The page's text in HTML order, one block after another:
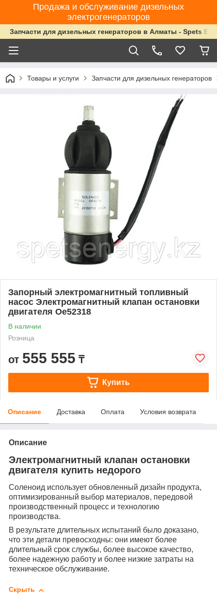
Продажа и обслуживание дизельных
электрогенераторов
Запчасти для дизельных генераторов в Алматы - Spets
Товары и услуги Запчасти для дизельных генераторов
Запорный электромагнитный топливный
насос Электромагнитный клапан остановки
двигателя Oe52318
В наличии
Розница
от 555 555 ₸
Купить
Описание Доставка Оплата Условия возврата
Описание
Электромагнитный клапан остановки
двигателя купить недорого
Соленоид использует обновленный дизайн продукта,
оптимизированный выбор материалов, передовой
производственный процесс и технологию
производства.
В результате длительных испытаний было доказано,
что эти детали превосходны: они имеют более
длительный срок службы, более высокое качество,
более надежную работу и более низкие затраты на
техническое обслуживание.
Скрыть